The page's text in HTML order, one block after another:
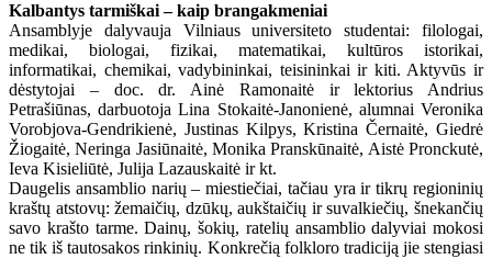
Kalbantys tarmiškai – kaip brangakmeniai
Ansamblyje dalyvauja Vilniaus universiteto studentai: filologai,
medikai, biologai, fizikai, matematikai, kultūros istorikai,
informatikai, chemikai, vadybininkai, teisininkai ir kiti. Aktyvūs ir
dėstytojai – doc. dr. Ainė Ramonaitė ir lektorius Andrius
Petrašiūnas, darbuotoja Lina Stokaitė-Janonienė, alumnai Veronika
Vorobjova-Gendrikienė, Justinas Kilpys, Kristina Černaitė, Giedrė
Žiogaitė, Neringa Jasiūnaitė, Monika Pranskūnaitė, Aistė Pronckutė,
Ieva Kisieliūtė, Julija Lazauskaitė ir kt.
Daugelis ansamblio narių – miestiečiai, tačiau yra ir tikrų regioninių
kraštų atstovų: žemaičių, dzūkų, aukštaičių ir suvalkiečių, šnekančių
savo krašto tarme. Dainų, šokių, ratelių ansamblio dalyviai mokosi
ne tik iš tautosakos rinkinių. Konkrečią folkloro tradiciją jie stengiasi